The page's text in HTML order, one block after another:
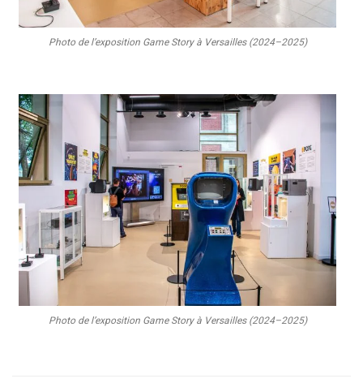
Photo de l’exposition Game Story à Versailles (2024–2025)
Photo de l’exposition Game Story à Versailles (2024–2025)